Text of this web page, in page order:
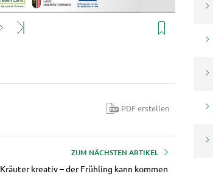
PDF erstellen
ZUM NÄCHSTEN ARTIKEL
Kräuter kreativ – der Frühling kann kommen